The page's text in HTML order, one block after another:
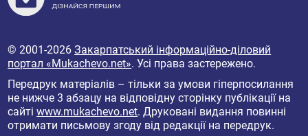
© 2001-2026Закарпатський інформаційно-діловий
портал «Mukachevo.net». Усі права застережено.
Передрук матеріалів – тільки за умови гіперпосилання
не нижче 3 абзацу на відповідну сторінку публікації на
сайтіwww.mukachevo.net. Друковані видання повинні
отримати письмову згоду від редакції на передрук.